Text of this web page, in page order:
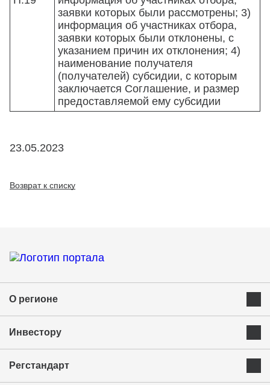
заявки которых были рассмотрены; 3)
информация об участниках отбора,
заявки которых были отклонены, с
указанием причин их отклонения; 4)
наименование получателя
(получателей) субсидии, с которым
заключается Соглашение, и размер
предоставляемой ему субсидии
23.05.2023
Возврат к списку
О регионе
Экономика и ресурсы
Успешные бренды Курганской области
Инвестору
Приоритетные инвестиционные направления
Регстандарт